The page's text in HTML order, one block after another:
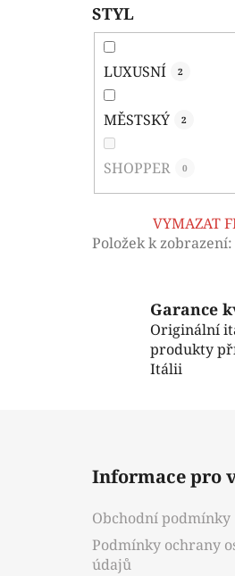
STYL
LUXUSNÍ 2
MĚSTSKÝ 2
SHOPPER 0
VYMAZAT
Položek k zobrazení:
Garance
Originální
produkty
Itálii
Informace pro
Obchodní podmínky
Podmínky ochrany
údajů